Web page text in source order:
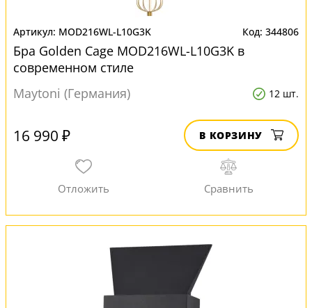
MOD216WL-L10G3K 344806
Бра Golden Cage MOD216WL-L10G3K в
современном стиле
Maytoni (Германия)
12 шт.
16 990 ₽ В КОРЗИНУ